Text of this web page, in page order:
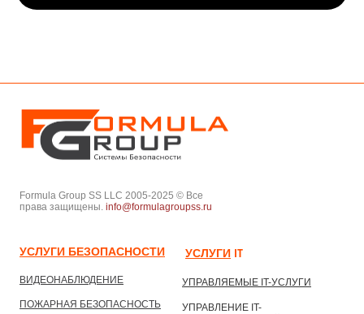
Formula Group SS LLC 2005-2025 © Все
права защищены. info@formulagroupss.ru
УСЛУГИ БЕЗОПАСНОСТИ
ВИДЕОНАБЛЮДЕНИЕ
ПОЖАРНАЯ БЕЗОПАСНОСТЬ
IТ
УСЛУГИ
УПРАВЛЯЕМЫЕ IT-УСЛУГИ
УПРАВЛЕНИЕ IT-